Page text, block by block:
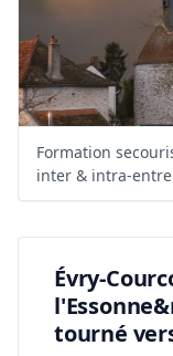
Formation
inter & intra-
Évry-
tourné